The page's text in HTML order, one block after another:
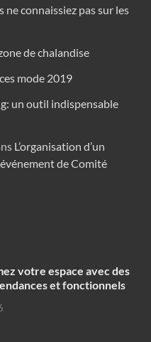
ne connaissiez pas sur les
de chalandise
mode 2019
un outil indispensable
L’organisation d’un
de Comité
votre espace avec des
et fonctionnels